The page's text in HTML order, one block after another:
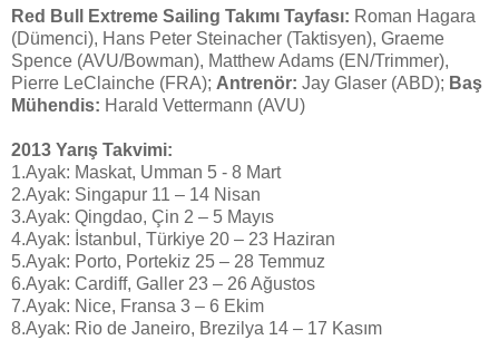
Red Bull Extreme Sailing Takımı Tayfası: Roman Hagara
(Dümenci), Hans Peter Steinacher (Taktisyen), Graeme
Spence (AVU/Bowman), Matthew Adams (EN/Trimmer),
Pierre LeClainche (FRA); Antrenör: Jay Glaser (ABD); Baş
Mühendis: Harald Vettermann (AVU)
2013 Yarış Takvimi:
1.Ayak: Maskat, Umman 5 ‐ 8 Mart
2.Ayak: Singapur 11 – 14 Nisan
3.Ayak: Qingdao, Çin 2 – 5 Mayıs
4.Ayak: İstanbul, Türkiye 20 – 23 Haziran
5.Ayak: Porto, Portekiz 25 – 28 Temmuz
6.Ayak: Cardiff, Galler 23 – 26 Ağustos
7.Ayak: Nice, Fransa 3 – 6 Ekim
8.Ayak: Rio de Janeiro, Brezilya 14 – 17 Kasım